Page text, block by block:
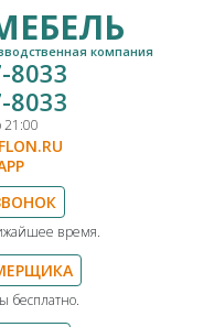
компания
8033
8033
21:00
время.
бесплатно.